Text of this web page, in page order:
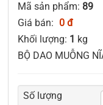
Mã sản phẩm: 89
Giá bán: 0 đ
Khối lượng: 1 kg
BỘ DAO MUỖNG
Số lượng